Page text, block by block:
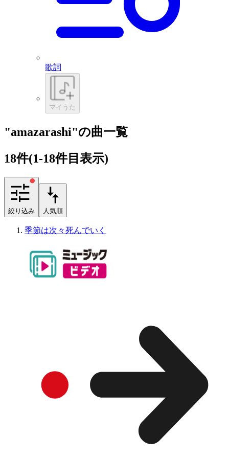
歌詞
マイうた
"amazarashi"の曲一覧
18件(1-18件目表示)
絞り込み 人気順
季節は次々死んでいく